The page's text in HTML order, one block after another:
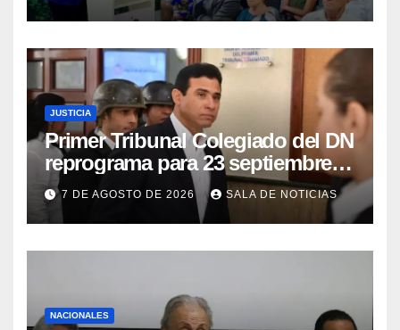
JUSTICIA
Primer Tribunal Colegiado del DN
reprograma para 23 septiembre
lectura íntegra de sentencia
contra Adán Cáceres y
coimputados
7 DE AGOSTO DE 2026 SALA DE NOTICIAS
NACIONALES